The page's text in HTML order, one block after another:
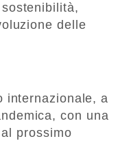
delle
internazionale, a
con una
prossimo